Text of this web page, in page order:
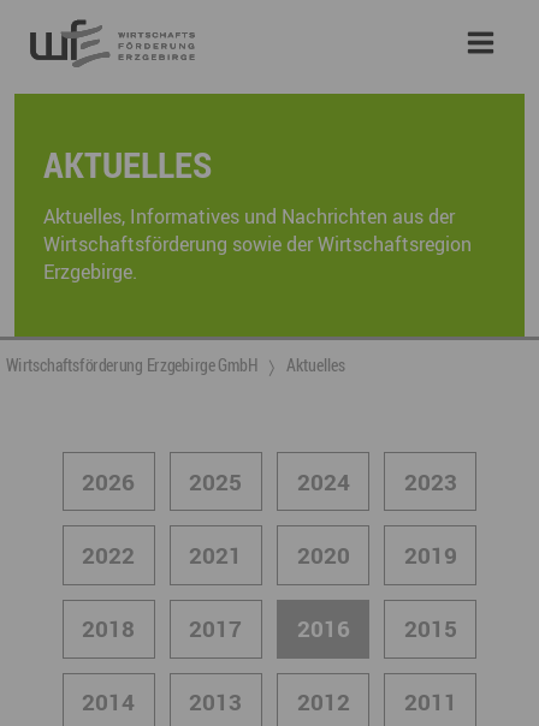
AKTUELLES
Aktuelles, Informatives und Nachrichten aus der
Wirtschaftsförderung sowie der Wirtschaftsregion
Erzgebirge.
Wirtschaftsförderung Erzgebirge GmbH Aktuelles
2026 2025 2024 2023
2022 2021 2020 2019
2018 2017 2016 2015
2014 2013 2012 2011